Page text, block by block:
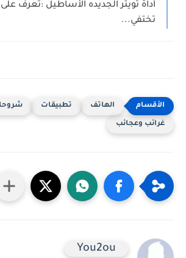
أداة تويتر الجديده الأساطيل :تعرف على
تختفي...
الهاتف تطبيقات
غرائب وعجائب
You2ou